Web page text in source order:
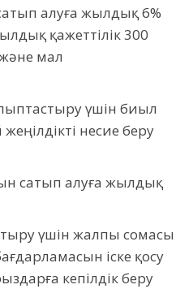
алуға жылдық 6%
қажеттілік 300
мал
үшін биыл
несие беру
сатып алуға жылдық
үшін жалпы сомасы
іске қосу
кепілдік беру